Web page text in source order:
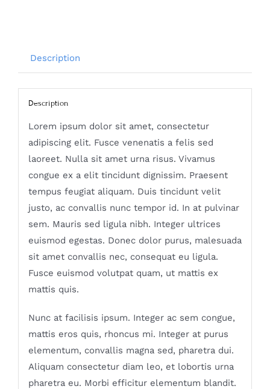
Description
Description
Lorem ipsum dolor sit amet, consectetur
adipiscing elit. Fusce venenatis a felis sed
laoreet. Nulla sit amet urna risus. Vivamus
congue ex a elit tincidunt dignissim. Praesent
tempus feugiat aliquam. Duis tincidunt velit
justo, ac convallis nunc tempor id. In at pulvinar
sem. Mauris sed ligula nibh. Integer ultrices
euismod egestas. Donec dolor purus, malesuada
sit amet convallis nec, consequat eu ligula.
Fusce euismod volutpat quam, ut mattis ex
mattis quis.
Nunc at facilisis ipsum. Integer ac sem congue,
mattis eros quis, rhoncus mi. Integer at purus
elementum, convallis magna sed, pharetra dui.
Aliquam consectetur diam leo, et lobortis urna
pharetra eu. Morbi efficitur elementum blandit.